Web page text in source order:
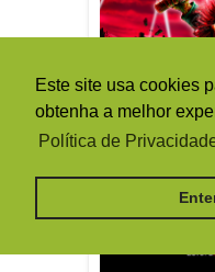
Este site usa cookies
obtenha a melhor
Política de